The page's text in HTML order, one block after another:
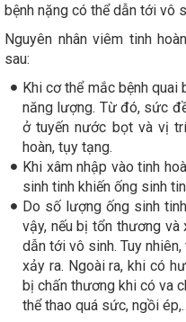
bệnh nặng có thể dẫn tới vô
Nguyên nhân viêm tinh
sau:
Khi cơ thể mắc bệnh quai
năng lượng. Từ đó, sức
ở tuyến nước bọt và vị
hoàn, tụy tạng.
Khi xâm nhập vào tinh
sinh tinh khiến ống sinh
Do số lượng ống sinh
vậy, nếu bị tổn thương
dẫn tới vô sinh. Tuy
xảy ra. Ngoài ra, khi có
bị chấn thương khi có va
thể thao quá sức, ngồi